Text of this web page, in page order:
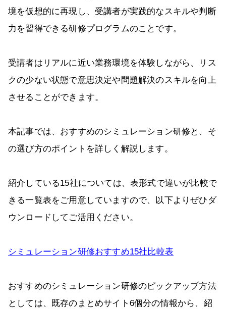
境を仮想的に再現し、受講者が実践的なスキルや判断
力を習得できる研修プログラムのことです。
受講者はリアルに近い業務環境を体験しながら、リス
クの少ない状態で意思決定や問題解決のスキルを向上
させることができます。
本記事では、おすすめのシミュレーション研修と、そ
の選び方のポイントを詳しく解説します。
紹介している15社については、表形式で違いが比較で
きる一覧表をご用意していますので、以下よりぜひダ
ウンロードしてご活用ください。
シミュレーション研修おすすめ15社比較表
おすすめのシミュレーション研修のピックアップ方法
としては、既存のまとめサイト6個分の情報から、紹